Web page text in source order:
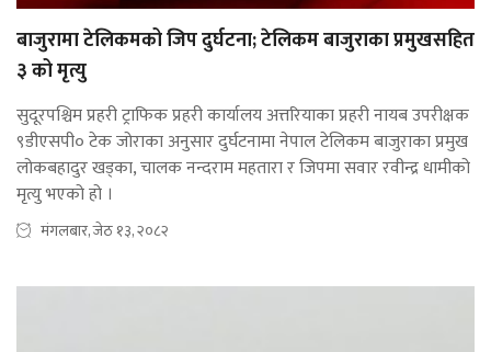
बाजुरामा टेलिकमको जिप दुर्घटना; टेलिकम बाजुराका प्रमुखसहित
३ को मृत्यु
सुदूरपश्चिम प्रहरी ट्राफिक प्रहरी कार्यालय अत्तरियाका प्रहरी नायब उपरीक्षक
९डीएसपी० टेक जोराका अनुसार दुर्घटनामा नेपाल टेलिकम बाजुराका प्रमुख
लोकबहादुर खड्का, चालक नन्दराम महतारा र जिपमा सवार रवीन्द्र धामीको
मृत्यु भएको हो ।
मंगलबार, जेठ १३, २०८२